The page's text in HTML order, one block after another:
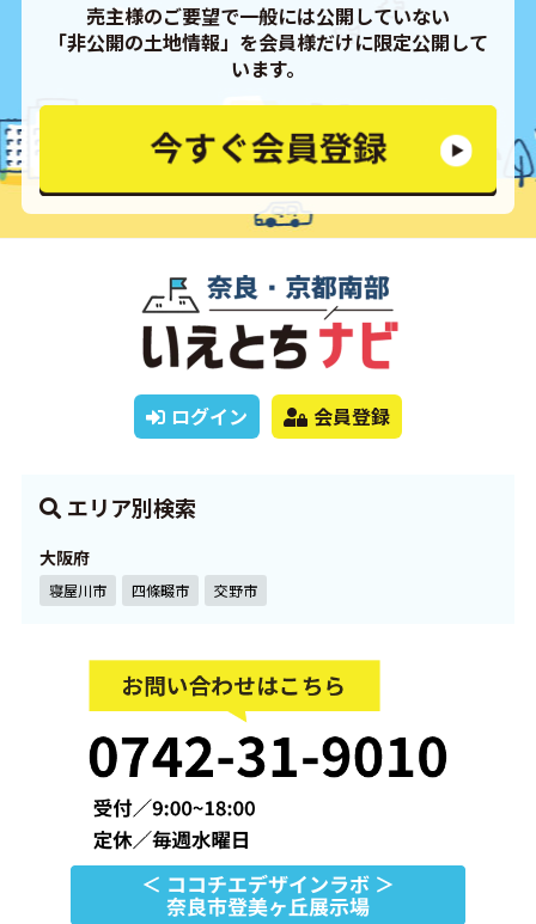
売主様のご要望で一般には公開していない
「非公開の土地情報」を会員様だけに限定公開して
います。
ログイン 会員登録
エリア別検索
大阪府
寝屋川市 四條畷市 交野市